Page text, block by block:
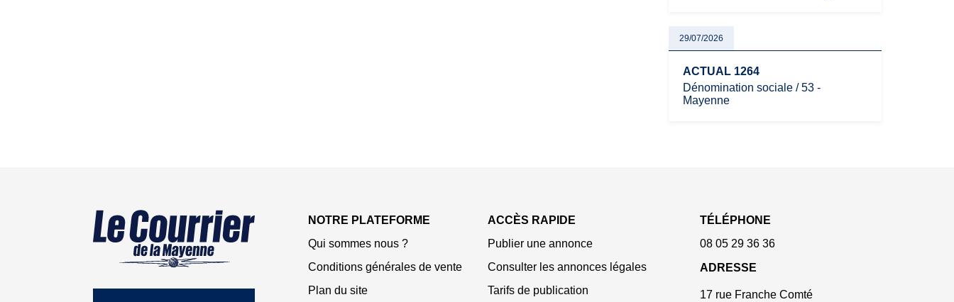
29/07/2026
ACTUAL 1264
Dénomination sociale / 53 -
Mayenne
NOTRE PLATEFORME
Qui sommes nous ?
Conditions générales de vente
Plan du site
ACCÈS RAPIDE
Publier une annonce
Consulter les annonces légales
Tarifs de publication
TÉLÉPHONE
08 05 29 36 36
ADRESSE
17 rue Franche Comté